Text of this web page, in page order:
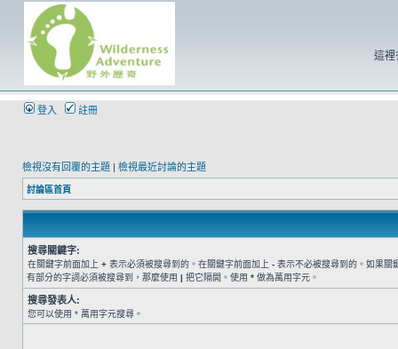
這裡
登入 註冊
檢視沒有回覆的主題 | 檢視最近討論的主題
討論區首頁
搜尋關鍵字:
在關鍵字前面加上 + 表示必須被搜尋到的。在關鍵字前面加上 - 表示不必被搜尋到的。如果關
有部分的字詞必須被搜尋到，那麼使用 | 把它隔開。使用 * 做為萬用字元。
搜尋發表人:
您可以使用 * 萬用字元搜尋。